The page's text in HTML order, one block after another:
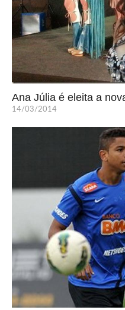
Ana Júlia é eleita a
14/03/2014